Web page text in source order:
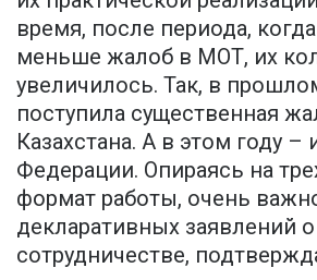
время, после периода,
меньше жалоб в МОТ, их
увеличилось. Так, в
поступила существенная
Казахстана. А в этом году –
Федерации. Опираясь на
формат работы, очень
декларативных заявлений о
сотрудничестве,